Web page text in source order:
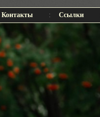
Контакты Ссылки